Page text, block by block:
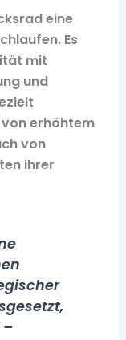
eine
Es
mit
und
erhöhtem
von
ihrer
–